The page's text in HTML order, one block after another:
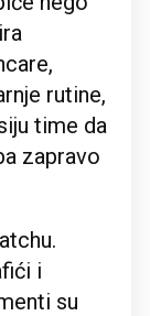
rutine,
time da
zapravo
i
su